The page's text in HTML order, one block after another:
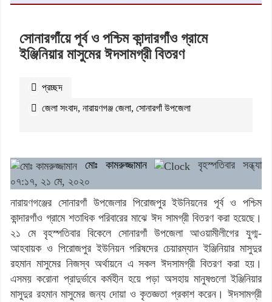
সোনারগাঁয়ে পূর্ব ও পশ্চিম কান্দারগাঁও গ্রামে
ইঞ্জিনিয়ার মাসুমের ঈদসামগ্রী বিতরণ
প্রচ্ছদ
জেলা সংবাদ, নারায়ণগঞ্জ জেলা, সোনারগাঁ উপজেলা
মোঃ কামরুজ্জামান
বৃহস্পতিবার সন্ধ্যা
০৭:১৭, ২১ মে, ২০২০
নারায়ণগঞ্জের সোনারগাঁ উপজেলার পিরোজপুর ইউনিয়নের পূর্ব ও পশ্চিম
কান্দারগাঁও গ্রামে শতাধিক পরিবারের মাঝে ঈদ সামগ্রী বিতরণ করা হয়েছে।
২১ মে বৃহস্পতিবার বিকেলে সোনারগাঁ উপজেলা আওয়ামীলীগের যুগ্ম-
আহবায়ক ও পিরোজপুর ইউনিয়ন পরিষদের চেয়ারম্যান ইঞ্জিনিয়ার মাসুদুর
রহমান মাসুমের নিজস্ব অর্থায়নে এ সকল ঈদসামগ্রী বিতরণ করা হয়।
এসময় করোনা প্রাদুর্ভাবে কর্মহীন হয়ে পড়া অসহায় মানুষগুলো ইঞ্জিনিয়ার
মাসুদুর রহমান মাসুমের জন্য দোয়া ও কৃতজ্ঞতা প্রকাশ করেন। ঈদসামগ্রী